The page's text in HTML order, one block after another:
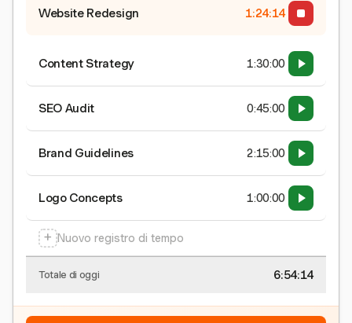
Website Redesign 1:24:15
Content Strategy 1:30:00
SEO Audit 0:45:00
Brand Guidelines 2:15:00
Logo Concepts 1:00:00
+ Nuovo registro di tempo
Totale di oggi 6:54:15